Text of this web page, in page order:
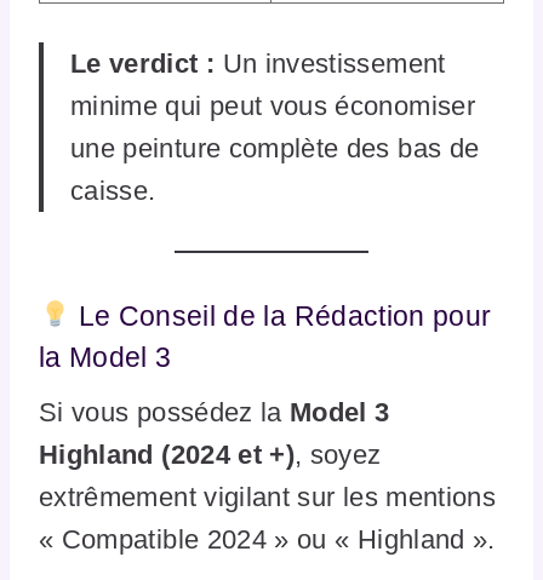
Le verdict : Un investissement
minime qui peut vous économiser
une peinture complète des bas de
caisse.
Le Conseil de la Rédaction pour
la Model 3
Si vous possédez la Model 3
Highland (2024 et +), soyez
extrêmement vigilant sur les mentions
« Compatible 2024 » ou « Highland ».